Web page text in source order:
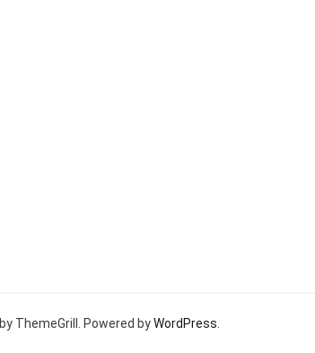
by ThemeGrill. Powered byWordPress.